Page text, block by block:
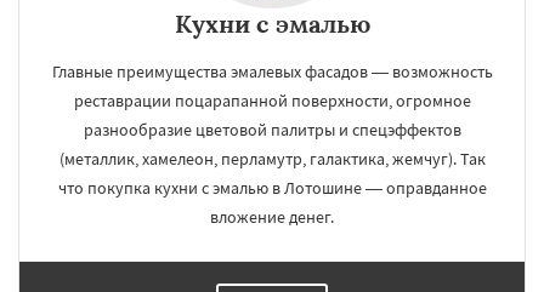
Кухни с эмалью
Главные преимущества эмалевых фасадов — возможность
реставрации поцарапанной поверхности, огромное
разнообразие цветовой палитры и спецэффектов
(металлик, хамелеон, перламутр, галактика, жемчуг). Так
что покупка кухни с эмалью в Лотошине — оправданное
вложение денег.